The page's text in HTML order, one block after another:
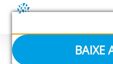
BAIXE
conteúdo